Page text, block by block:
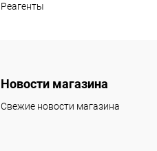
Реагенты
Новости магазина
Свежие новости магазина